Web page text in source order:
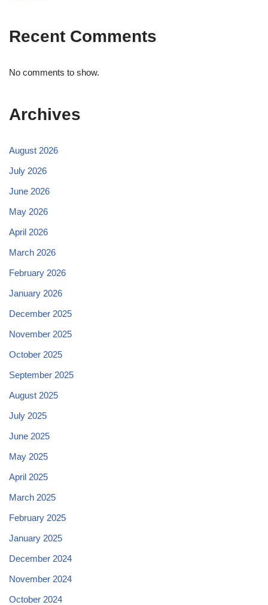
Recent Comments
No comments to show.
Archives
August 2026
July 2026
June 2026
May 2026
April 2026
March 2026
February 2026
January 2026
December 2025
November 2025
October 2025
September 2025
August 2025
July 2025
June 2025
May 2025
April 2025
March 2025
February 2025
January 2025
December 2024
November 2024
October 2024